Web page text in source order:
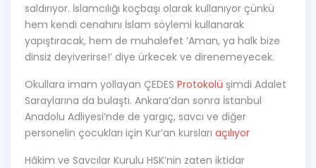
saldırıyor. İslamcılığı koçbaşı olarak kullanıyor çünkü
hem kendi cenahını İslam söylemi kullanarak
yapıştıracak, hem de muhalefet ‘Aman, ya halk bize
dinsiz deyiverirse!’ diye ürkecek ve direnemeyecek.
Okullara imam yollayan ÇEDES Protokolü şimdi Adalet
Saraylarına da bulaştı. Ankara’dan sonra İstanbul
Anadolu Adliyesi’nde de yargıç, savcı ve diğer
personelin çocukları için Kur’an kursları açılıyor
Hâkim ve Savcılar Kurulu HSK’nin zaten iktidar